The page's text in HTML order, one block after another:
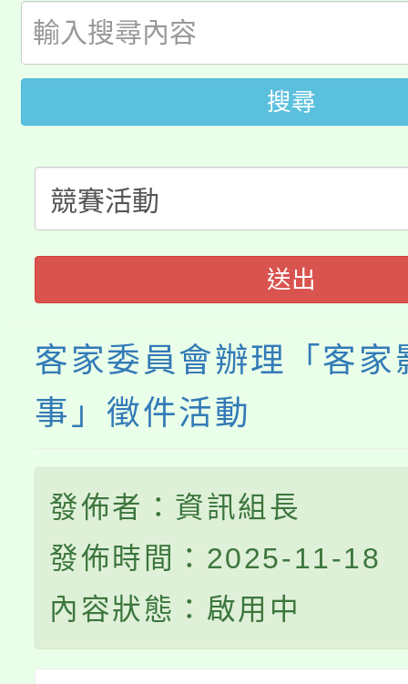
生本土語及新住民語歌
公告本校115學年度第
代理(課)教師甄選結果(
公告本校115學年度第
代理(課)教師甄選結果(
轉知中國文化大學推廣
《TA101》溝通分析基
程，歡迎學生輔導中心
心理、諮商輔導、社會
轉知苗栗縣政府辦理
縣市「校園短影音徵選
門員」簡章及活動海報
踴躍報名參加。
桃園市115學年度學生
要點
「桃園市補助參觀特色
展演活動實施計畫」
搜尋
送出
客家委員會辦理「客家
事」徵件活動
發佈者：資訊組長
發佈時間：2025-11-18
內容狀態：啟用中